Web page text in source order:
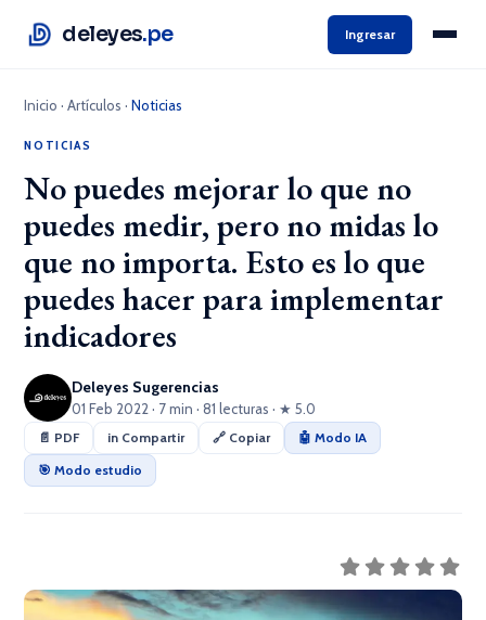
deleyes.pe Ingresar
Inicio ·Artículos ·Noticias
NOTICIAS
No puedes mejorar lo que no
puedes medir, pero no midas lo
que no importa. Esto es lo que
puedes hacer para implementar
indicadores
Deleyes Sugerencias
01 Feb 2022 · 7 min · 81 lecturas · ★ 5.0
📄 PDF in Compartir 🔗 Copiar
🤖 Modo IA
🎯 Modo estudio